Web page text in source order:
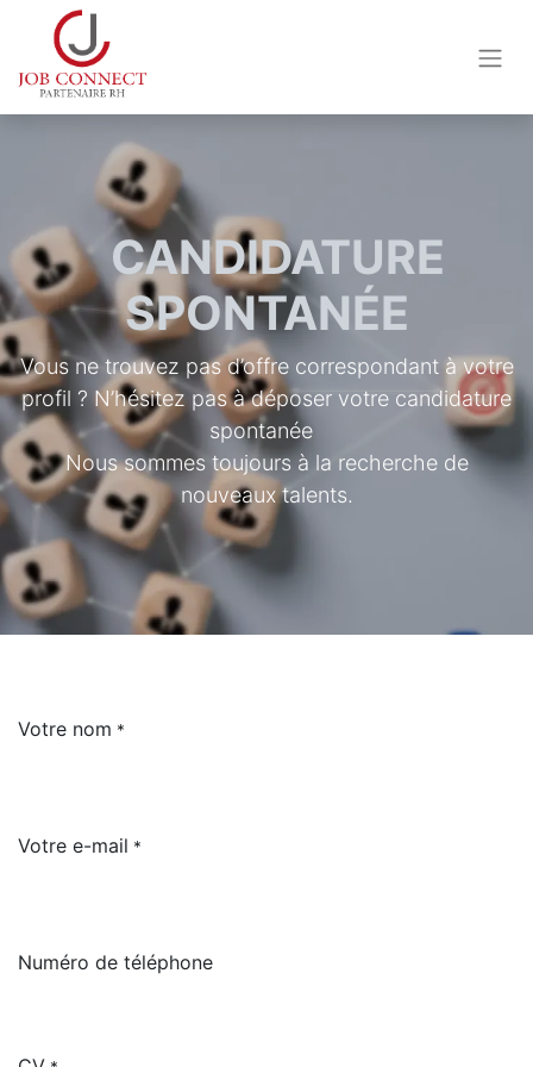
CANDIDATURE
SPONTANÉE
Vous ne trouvez pas d’offre correspondant à votre
profil ? N’hésitez pas à déposer votre candidature
spontanée
Nous sommes toujours à la recherche de
nouveaux talents.
Votre nom *
Votre e-mail *
Numéro de téléphone